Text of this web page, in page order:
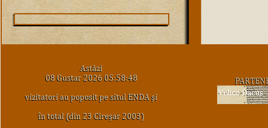
Astăzi
08 Gustar 2026 05:58:48
vizitatori au poposit pe situl ENDA şi
în total (din 23 Cireşar 2003)